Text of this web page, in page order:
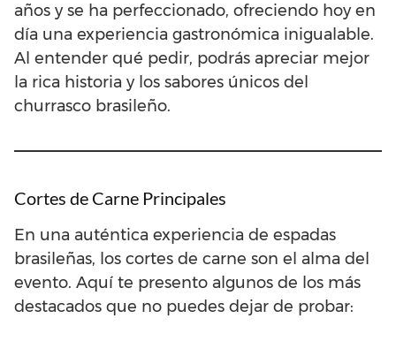
años y se ha perfeccionado, ofreciendo hoy en
día una experiencia gastronómica inigualable.
Al entender qué pedir, podrás apreciar mejor
la rica historia y los sabores únicos del
churrasco brasileño.
Cortes de Carne Principales
En una auténtica experiencia de espadas
brasileñas, los cortes de carne son el alma del
evento. Aquí te presento algunos de los más
destacados que no puedes dejar de probar: